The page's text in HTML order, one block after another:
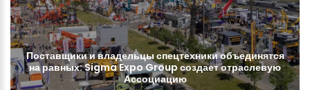
Поставщикиивладельцы спецтехникиобъединятся
наравных:SigmaExpo Group создаетотраслевую
Ассоциацию